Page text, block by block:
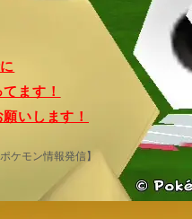
ます！
いします！